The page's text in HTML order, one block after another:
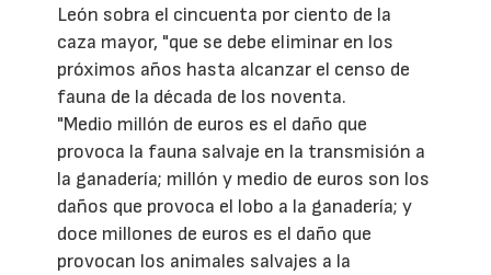
León sobra el cincuenta por ciento de la
caza mayor, "que se debe eliminar en los
próximos años hasta alcanzar el censo de
fauna de la década de los noventa.
"Medio millón de euros es el daño que
provoca la fauna salvaje en la transmisión a
la ganadería; millón y medio de euros son los
daños que provoca el lobo a la ganadería; y
doce millones de euros es el daño que
provocan los animales salvajes a la